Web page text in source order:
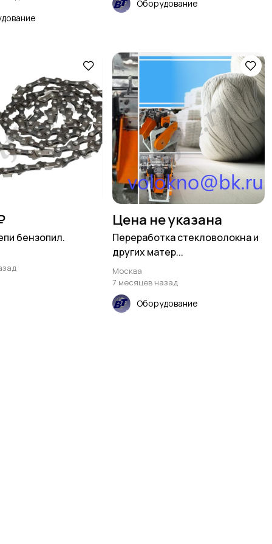
Оборудование
бензопил.
Цена не указана
Переработка стекловолокна и
других матер...
Москва
7 месяцев назад
Оборудование